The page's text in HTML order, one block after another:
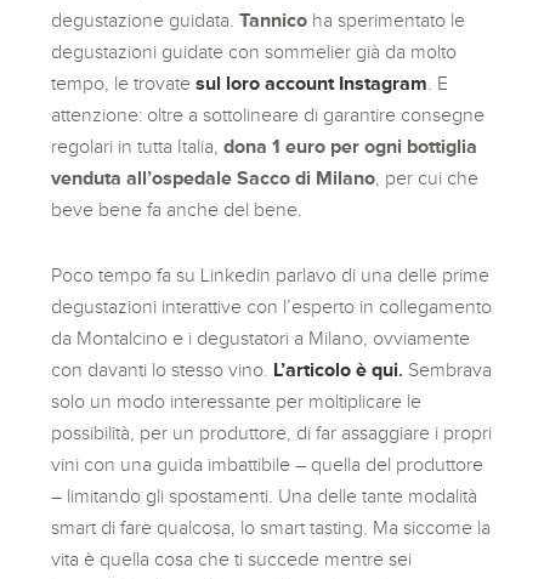
degustazione guidata.Tannico ha sperimentato le
degustazioni guidate con sommelier già da molto
tempo, le trovatesul loro account Instagram . E
attenzione: oltre a sottolineare di garantire consegne
regolari in tutta Italia,dona 1 euro per ogni bottiglia
venduta all’ospedale Sacco di Milano , per cui che
beve bene fa anche del bene.
Poco tempo fa su Linkedin parlavo di una delle prime
degustazioni interattive con l’esperto in collegamento
da Montalcino e i degustatori a Milano, ovviamente
con davanti lo stesso vino. L’articolo è qui. Sembrava
solo un modo interessante per moltiplicare le
possibilità, per un produttore, di far assaggiare i propri
vini con una guida imbattibile – quella del produttore
– limitando gli spostamenti. Una delle tante modalità
smart di fare qualcosa, lo smart tasting. Ma siccome la
vita è quella cosa che ti succede mentre sei